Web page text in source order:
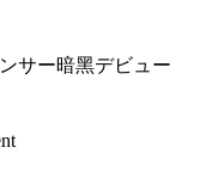
サー暗黑デビュー